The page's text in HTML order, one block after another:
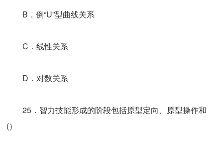
B．倒“U”型曲线关系
C．线性关系
D．对数关系
25．智力技能形成的阶段包括原型定向、原型操作和
(）